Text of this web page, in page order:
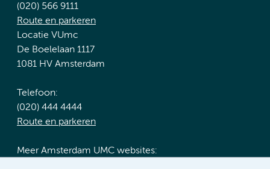
(020) 566 9111
Route en parkeren
Locatie VUmc
De Boelelaan 1117
1081 HV Amsterdam
Telefoon:
(020) 444 4444
Route en parkeren
Meer Amsterdam UMC websites: